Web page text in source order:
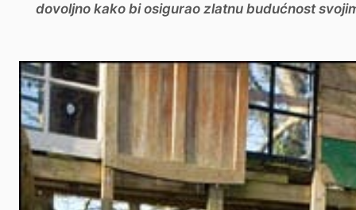
dovoljno kako bi osigurao zlatnu budućnost